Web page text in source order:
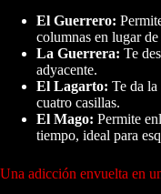
El Guerrero:
columnas en lugar
La Guerrera: Te
adyacente.
El Lagarto: Te da
cuatro casillas.
El Mago: Permite
tiempo, ideal para
Una adicción envuelta en